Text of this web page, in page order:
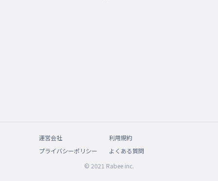
運営会社
利用規約
プライバシーポリシー
よくある質問
© 2021 Rabee inc.